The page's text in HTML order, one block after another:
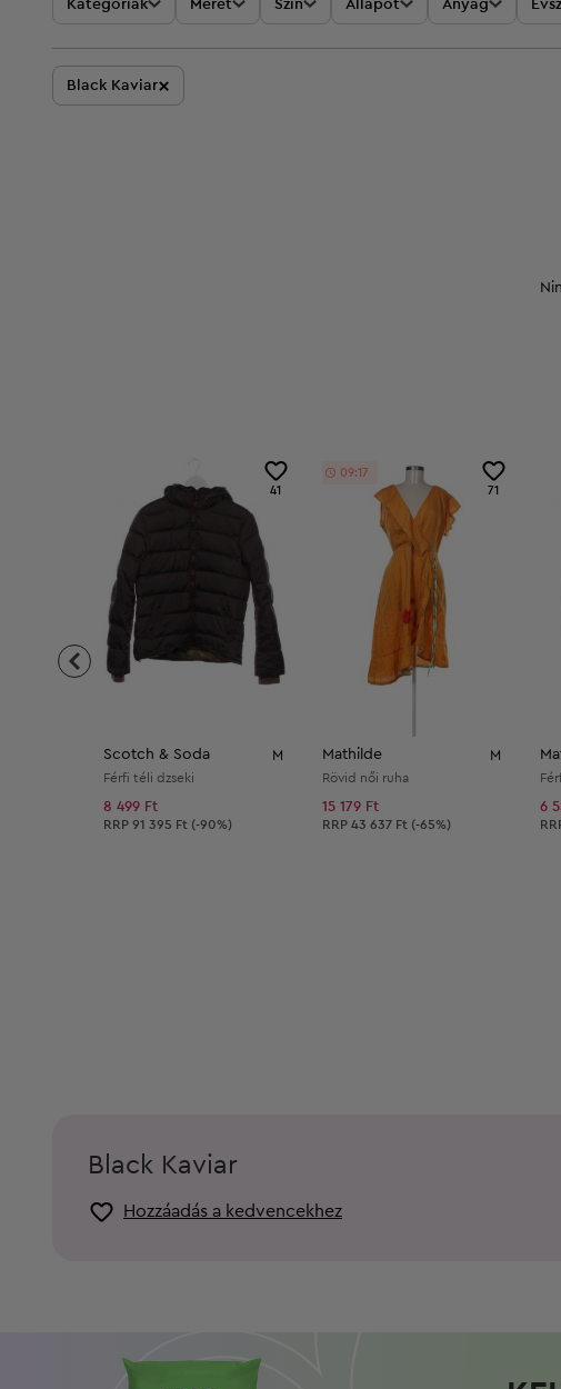
Kategóriák Méret Szín Állapot Anyag
Black Kaviar×
41
Scotch & Soda M
Férfi téli dzseki
8 499 Ft
Ajánlott ár:
RRP 91 395 Ft (-90%)
71
09:17
Mathilde M
Rövid női ruha
15 179 Ft
Ajánlott ár:
RRP 43 637 Ft (-65%)
6
Black Kaviar
Hozzáadás a kedvencekhez